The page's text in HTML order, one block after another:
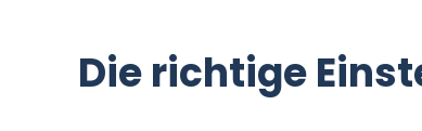
Die richtige